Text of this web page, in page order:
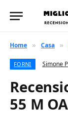
Home » Casa »
FORNI Simone
55 M